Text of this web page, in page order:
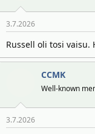
o
t
3.7.2026
Russell oli tosi vaisu.
CCMK
Well-known
3.7.2026